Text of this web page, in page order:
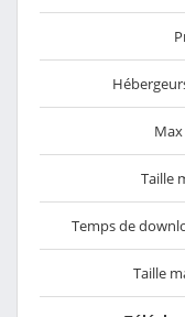
Taille
Temps de
Taille